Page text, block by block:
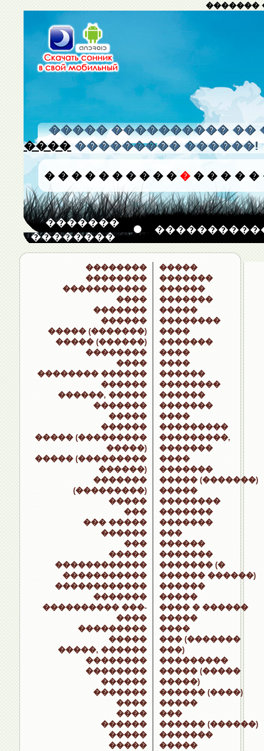
�������
����� ���������� ��
���� ��������� ������!
� � � � � � � � � � � � � � � �
�������
��������
��������
��������
�����������
����
�������
������
����� (�������)
����� (������)
��������
����
�������� ������
������
������, �����
�������
�����
������
����� (���������
�����)
����� (���������
������)
�������
(���������)
�����
���
��� �����
������
���
�����
������������
�����������
������������
�������
���������� ���-
����
���������
�����
�����, ������
��������
��������
������
�������
����
����
������
�����
�����
�����
�������
������
�������
�����
��������
����
�������
����
����
������
��������
������
�������
����
���������
���������,
�������
����
�������
����� (�������)
�����
��������
�������
�������
���
������
�������
������� (�
������ ������)
������
�����
���� � ������
�����
����
��� (�������
���)
���������
����� (�����
�����)
������ (����)
�����
���
������ (������)
�������
�����